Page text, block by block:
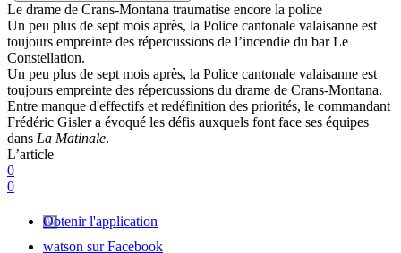
Le drame de Crans-Montana traumatise encore la police
Un peu plus de sept mois après, la Police cantonale valaisanne est
toujours empreinte des répercussions de l’incendie du bar Le
Constellation.
Un peu plus de sept mois après, la Police cantonale valaisanne est
toujours empreinte des répercussions du drame de Crans-Montana.
Entre manque d'effectifs et redéfinition des priorités, le commandant
Frédéric Gisler a évoqué les défis auxquels font face ses équipes
dans La Matinale.
L’article
0
0
Obtenir l'application
watson sur Facebook